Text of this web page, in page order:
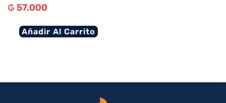
₲ 57.000
Añadir Al Carrito